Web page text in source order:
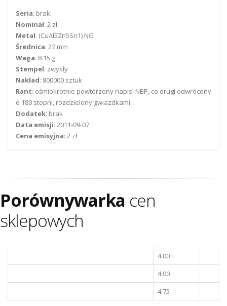
Seria: brak
Nominał: 2 zł
Metal: (CuAl5Zn5Sn1) NG
Średnica: 27 mm
Waga: 8.15 g
Stempel: zwykły
Nakład: 800000 sztuk
Rant: ośmiokrotnie powtórzony napis: NBP, co drugi odwrócony
o 180 stopni, rozdzielony gwiazdkami
Dodatek: brak
Data emisji: 2011-09-07
Cena emisyjna: 2 zł
Porównywarka cen
sklepowych
4.00
4.00
4.75